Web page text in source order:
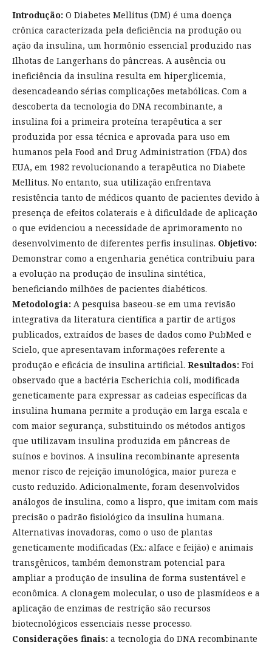
Introdução: O Diabetes Mellitus (DM) é uma doença
crônica caracterizada pela deficiência na produção ou
ação da insulina, um hormônio essencial produzido nas
Ilhotas de Langerhans do pâncreas. A ausência ou
ineficiência da insulina resulta em hiperglicemia,
desencadeando sérias complicações metabólicas. Com a
descoberta da tecnologia do DNA recombinante, a
insulina foi a primeira proteína terapêutica a ser
produzida por essa técnica e aprovada para uso em
humanos pela Food and Drug Administration (FDA) dos
EUA, em 1982 revolucionando a terapêutica no Diabete
Mellitus. No entanto, sua utilização enfrentava
resistência tanto de médicos quanto de pacientes devido à
presença de efeitos colaterais e à dificuldade de aplicação
o que evidenciou a necessidade de aprimoramento no
desenvolvimento de diferentes perfis insulinas. Objetivo:
Demonstrar como a engenharia genética contribuiu para
a evolução na produção de insulina sintética,
beneficiando milhões de pacientes diabéticos.
Metodologia: A pesquisa baseou-se em uma revisão
integrativa da literatura científica a partir de artigos
publicados, extraídos de bases de dados como PubMed e
Scielo, que apresentavam informações referente a
produção e eficácia de insulina artificial. Resultados: Foi
observado que a bactéria Escherichia coli, modificada
geneticamente para expressar as cadeias específicas da
insulina humana permite a produção em larga escala e
com maior segurança, substituindo os métodos antigos
que utilizavam insulina produzida em pâncreas de
suínos e bovinos. A insulina recombinante apresenta
menor risco de rejeição imunológica, maior pureza e
custo reduzido. Adicionalmente, foram desenvolvidos
análogos de insulina, como a lispro, que imitam com mais
precisão o padrão fisiológico da insulina humana.
Alternativas inovadoras, como o uso de plantas
geneticamente modificadas (Ex.: alface e feijão) e animais
transgênicos, também demonstram potencial para
ampliar a produção de insulina de forma sustentável e
econômica. A clonagem molecular, o uso de plasmídeos e a
aplicação de enzimas de restrição são recursos
biotecnológicos essenciais nesse processo.
Considerações finais: a tecnologia do DNA recombinante